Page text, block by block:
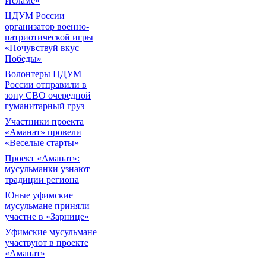
ЦДУМ России –
организатор военно-
патриотической игры
«Почувствуй вкус
Победы»
Волонтеры ЦДУМ
России отправили в
зону СВО очередной
гуманитарный груз
Участники проекта
«Аманат» провели
«Веселые старты»
Проект «Аманат»:
мусульманки узнают
традиции региона
Юные уфимские
мусульмане приняли
участие в «Зарнице»
Уфимские мусульмане
участвуют в проекте
«Аманат»